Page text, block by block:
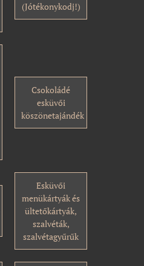
(Jótékonykodj!)
Csokoládé
esküvői
köszönetajándék
Esküvői
menükártyák és
ültetőkártyák,
szalvéták,
szalvétagyűrűk